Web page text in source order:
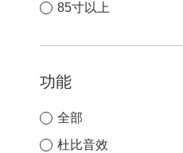
85寸以上
功能
全部
杜比音效